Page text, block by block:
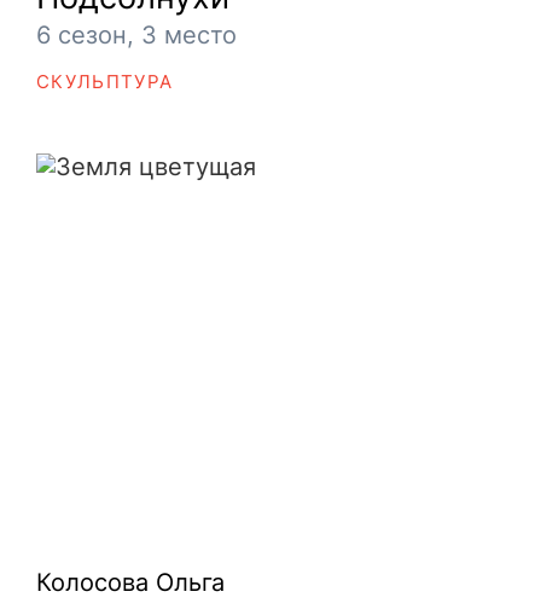
6 сезон, 3 место
СКУЛЬПТУРА
Земля цветущая
Колосова Ольга